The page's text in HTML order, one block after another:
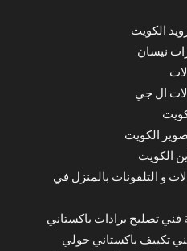
الكويت
نيسان
ال جي
الكويت
الكويت
و التلفونات بالمنزل في
تكييف باكستاني حولي